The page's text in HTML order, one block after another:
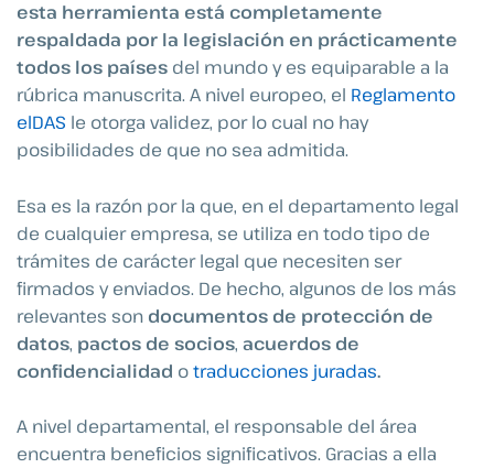
esta herramienta está completamente
respaldada por la legislación en prácticamente
todos los países del mundo y es equiparable a la
rúbrica manuscrita. A nivel europeo, el Reglamento
elDAS le otorga validez, por lo cual no hay
posibilidades de que no sea admitida.
Esa es la razón por la que, en el departamento legal
de cualquier empresa, se utiliza en todo tipo de
trámites de carácter legal que necesiten ser
firmados y enviados. De hecho, algunos de los más
relevantes son documentos de protección de
datos, pactos de socios, acuerdos de
confidencialidad otraducciones juradas.
A nivel departamental, el responsable del área
encuentra beneficios significativos. Gracias a ella